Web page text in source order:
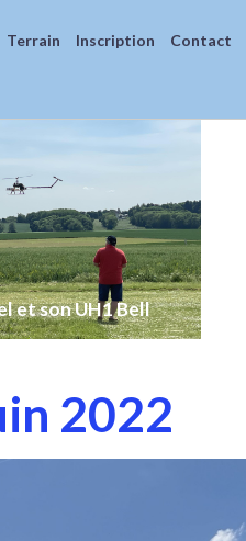
Terrain Inscription Contact
et son UH1 Bell
2022